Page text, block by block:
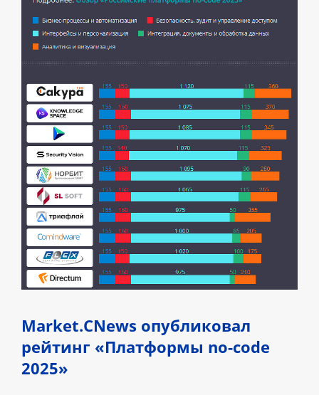
Market.CNews опубликовал
рейтинг «Платформы no-code
2025»